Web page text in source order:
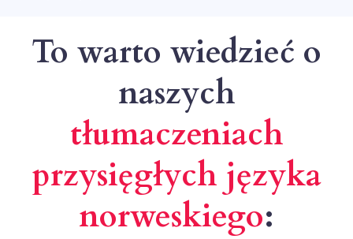
To warto wiedzieć o
naszych
tłumaczeniach
przysięgłych języka
norweskiego: